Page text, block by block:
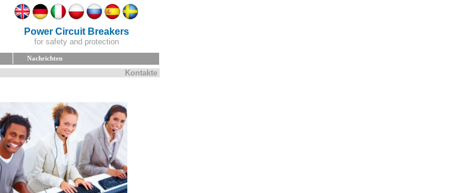
Power Circuit Breakers
for safety and protection
Nachrichten
Kontakte